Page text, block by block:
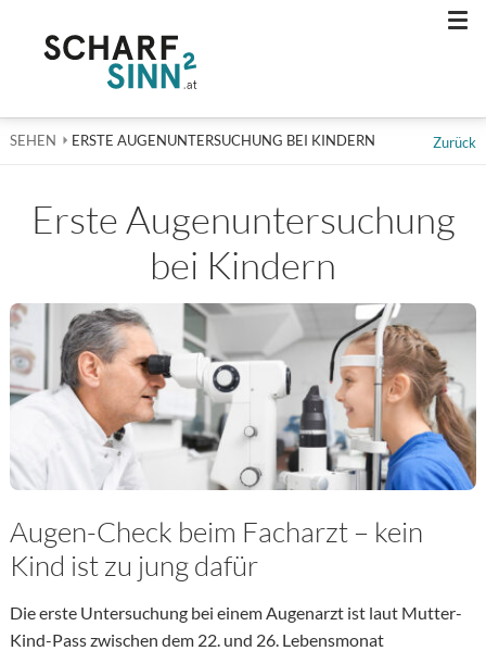
SEHEN AKTUELL: ERSTE AUGENUNTERSUCHUNG BEI KINDERN
ERSTE AUGENUNTERSUCHUNG BEI KINDERN Zurück
Erste Augen­untersuchung
bei Kindern
Augen-Check beim Facharzt – kein
Kind ist zu jung dafür
Die erste Untersuchung bei einem Augenarzt ist laut Mutter-
Kind-Pass zwischen dem 22. und 26. Lebensmonat